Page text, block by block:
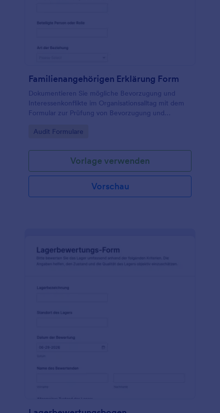
Familienangehörigen Erklärung Form
Dokumentieren Sie mögliche Bevorzugung und
Interessenkonflikte im Organisationsalltag mit dem
Formular zur Prüfung von Bevorzugung und
Datenerhebung und nachvollziehbarer interner
Go to Category:
Audit Formulare
Vorlage verwenden
Vorschau